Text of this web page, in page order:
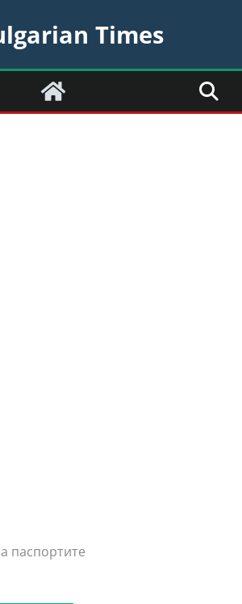
Times
паспортите